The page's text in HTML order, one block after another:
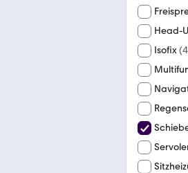
Head-
Isofix(